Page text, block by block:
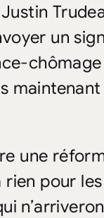
Justin
un
maintenant
une
rien pour